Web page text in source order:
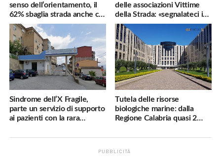
senso dell’orientamento, il
62% sbaglia strada anche col
navigatore
delle associazioni Vittime
della Strada: «segnalateci i
pericoli, interverremo
subito»
Sindrome dell’X Fragile,
parte un servizio di supporto
ai pazienti con la rara
Tutela delle risorse
biologiche marine: dalla
Regione Calabria quasi 2
PUBBLICITÀ